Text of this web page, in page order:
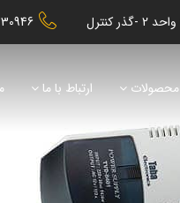
محصولات ارتباط با ما